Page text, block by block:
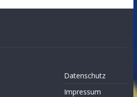
Datenschutz
Impressum